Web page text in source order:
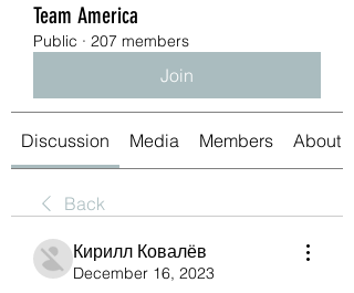
Team America
Public · 207 members
Join
Discussion Media Members About
Back
Кирилл Ковалёв
December 16, 2023